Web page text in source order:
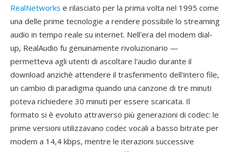
RealNetworks e rilasciato per la prima volta nel 1995 come
una delle prime tecnologie a rendere possibile lo streaming
audio in tempo reale su internet. Nell'era del modem dial-
up, RealAudio fu genuinamente rivoluzionario —
permetteva agli utenti di ascoltare l'audio durante il
download anzichè attendere il trasferimento dell'intero file,
un cambio di paradigma quando una canzone di tre minuti
poteva richiedere 30 minuti per essere scaricata. Il
formato si è evoluto attraverso più generazioni di codec: le
prime versioni utilizzavano codec vocali a basso bitrate per
modem a 14,4 kbps, mentre le iterazioni successive